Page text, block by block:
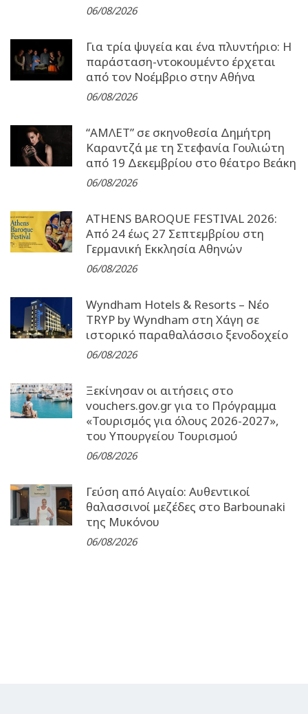
06/08/2026
Για τρία ψυγεία και ένα πλυντήριο: Η
παράσταση-ντοκουμέντο έρχεται
από τον Νοέμβριο στην Αθήνα
06/08/2026
“ΑΜΛΕΤ” σε σκηνοθεσία Δημήτρη
Καραντζά με τη Στεφανία Γουλιώτη
από 19 Δεκεμβρίου στο θέατρο Βεάκη
06/08/2026
ATHENS BAROQUE FESTIVAL 2026:
Από 24 έως 27 Σεπτεµβρίου στη
Γερµανική Εκκλησία Αθηνών
06/08/2026
Wyndham Hotels & Resorts – Νέο
TRYP by Wyndham στη Χάγη σε
ιστορικό παραθαλάσσιο ξενοδοχείο
06/08/2026
Ξεκίνησαν οι αιτήσεις στο
vouchers.gov.gr για το Πρόγραμμα
«Τουρισμός για όλους 2026-2027»,
του Υπουργείου Τουρισμού
06/08/2026
Γεύση από Αιγαίο: Αυθεντικοί
θαλασσινοί μεζέδες στο Barbounaki
της Μυκόνου
06/08/2026